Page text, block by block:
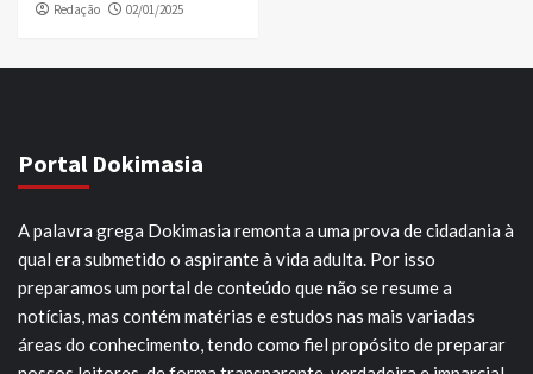
Redação 02/01/2025
Portal Dokimasia
A palavra grega Dokimasia remonta a uma prova de cidadania à
qual era submetido o aspirante à vida adulta. Por isso
preparamos um portal de conteúdo que não se resume a
notícias, mas contém matérias e estudos nas mais variadas
áreas do conhecimento, tendo como fiel propósito de preparar